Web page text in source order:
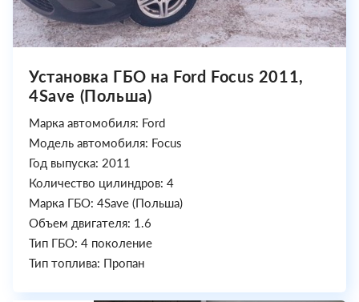
Установка ГБО на Ford Focus 2011,
4Save (Польша)
Марка автомобиля: Ford
Модель автомобиля: Focus
Год выпуска: 2011
Количество цилиндров: 4
Марка ГБО: 4Save (Польша)
Объем двигателя: 1.6
Тип ГБО: 4 поколение
Тип топлива: Пропан